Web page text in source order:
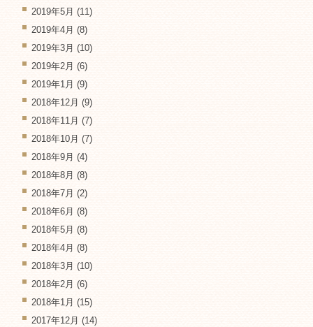
2019年5月 (11)
2019年4月 (8)
2019年3月 (10)
2019年2月 (6)
2019年1月 (9)
2018年12月 (9)
2018年11月 (7)
2018年10月 (7)
2018年9月 (4)
2018年8月 (8)
2018年7月 (2)
2018年6月 (8)
2018年5月 (8)
2018年4月 (8)
2018年3月 (10)
2018年2月 (6)
2018年1月 (15)
2017年12月 (14)